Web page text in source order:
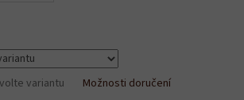
variantu Možnosti doručení